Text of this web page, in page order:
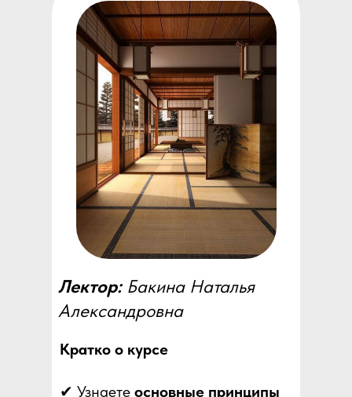
Лектор: Бакина Наталья
Александровна
Кратко о курсе
✔ Узнаете основные принципы